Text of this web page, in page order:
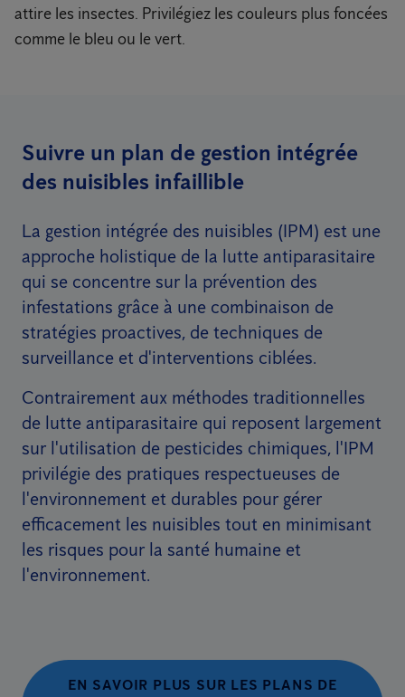
attire les insectes. Privilégiez les couleurs plus foncées
comme le bleu ou le vert.
Suivre un plan de gestion intégrée
des nuisibles infaillible
La gestion intégrée des nuisibles (IPM) est une
approche holistique de la lutte antiparasitaire
qui se concentre sur la prévention des
infestations grâce à une combinaison de
stratégies proactives, de techniques de
surveillance et d'interventions ciblées.
Contrairement aux méthodes traditionnelles
de lutte antiparasitaire qui reposent largement
sur l'utilisation de pesticides chimiques, l'IPM
privilégie des pratiques respectueuses de
l'environnement et durables pour gérer
efficacement les nuisibles tout en minimisant
les risques pour la santé humaine et
l'environnement.
EN SAVOIR PLUS SUR LES PLANS DE